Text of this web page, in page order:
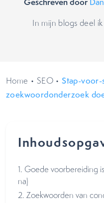
In mijn blogs deel
Home • SEO •Stap-voor-
zoekwoordonderzoek
1. Goede voorbereiding
na)
2. Zoekwoorden van